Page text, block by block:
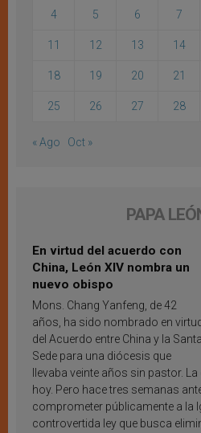
4 5 6 7
11 12 13 14
18 19 20 21
25 26 27 28
« Ago Oct »
PAPA
En virtud del acuerdo con
China, León XIV nombra un
nuevo obispo
Mons. Chang Yanfeng, de 42
años, ha sido nombrado en virtud
del Acuerdo entre China y la Santa
Sede para una diócesis que
llevaba veinte años sin pastor.
hoy. Pero hace tres semanas
comprometer públicamente a la
controvertida ley que busca